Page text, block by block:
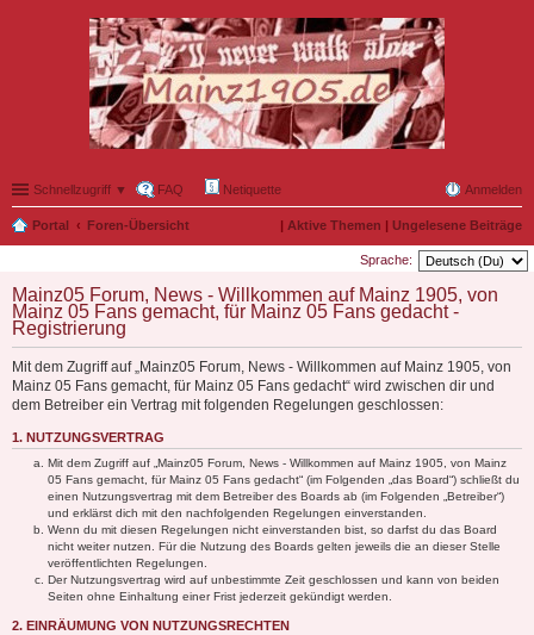
Schnellzugriff ▼ FAQ Netiquette Anmelden
Portal Foren-Übersicht | Aktive Themen | Ungelesene Beiträge
Sprache:
Mainz05 Forum, News - Willkommen auf Mainz 1905, von
Mainz 05 Fans gemacht, für Mainz 05 Fans gedacht -
Registrierung
Mit dem Zugriff auf „Mainz05 Forum, News - Willkommen auf Mainz 1905, von
Mainz 05 Fans gemacht, für Mainz 05 Fans gedacht“ wird zwischen dir und
dem Betreiber ein Vertrag mit folgenden Regelungen geschlossen:
1. NUTZUNGSVERTRAG
Mit dem Zugriff auf „Mainz05 Forum, News - Willkommen auf Mainz 1905, von Mainz
05 Fans gemacht, für Mainz 05 Fans gedacht“ (im Folgenden „das Board“) schließt du
einen Nutzungsvertrag mit dem Betreiber des Boards ab (im Folgenden „Betreiber“)
und erklärst dich mit den nachfolgenden Regelungen einverstanden.
Wenn du mit diesen Regelungen nicht einverstanden bist, so darfst du das Board
nicht weiter nutzen. Für die Nutzung des Boards gelten jeweils die an dieser Stelle
veröffentlichten Regelungen.
Der Nutzungsvertrag wird auf unbestimmte Zeit geschlossen und kann von beiden
Seiten ohne Einhaltung einer Frist jederzeit gekündigt werden.
2. EINRÄUMUNG VON NUTZUNGSRECHTEN